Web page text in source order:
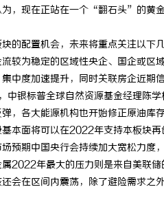
，现在正站在一个“翻石头”的黄
的配置机会，未来将重点关注以
较为稳定的区域性央企、国企或
中度加速提升，同时关联房企近期
中银标普全球自然资源基金经理陈
，各大能源机构也开始修正原油
本面将可以在2022年支持本板块再
预期中国央行会持续加大宽松力
2022年最大的压力则是来自美联
会在区间内震荡，除了避险需求